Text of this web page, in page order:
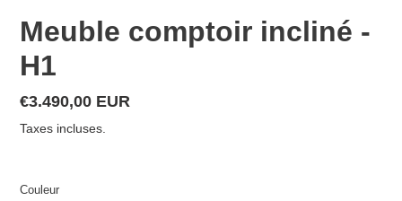
Meuble comptoir incliné -
H1
Prix
normal
€3.490,00 EUR
Taxes incluses.
Couleur